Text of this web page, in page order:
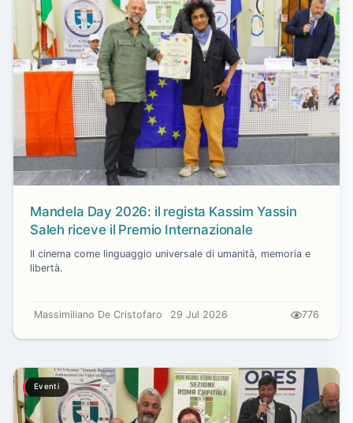
Mandela Day 2026: il regista Kassim Yassin
Saleh riceve il Premio Internazionale
Il cinema come linguaggio universale di umanità, memoria e
libertà.
Massimiliano De Cristofaro 29 Jul 2026 776
Eventi